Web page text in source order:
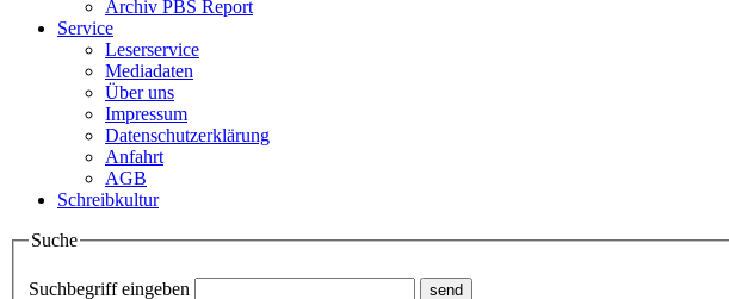
Archiv PBS Report
Service
Leserservice
Mediadaten
Über uns
Impressum
Datenschutzerklärung
Anfahrt
AGB
Schreibkultur
Suche
Suchbegriff eingeben